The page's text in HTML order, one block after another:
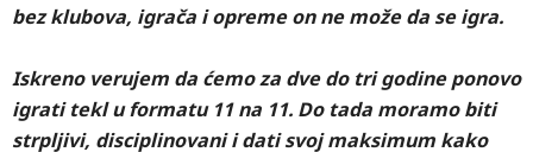
bez klubova, igrača i opreme on ne može da se igra.
Iskreno verujem da ćemo za dve do tri godine ponovo
igrati tekl u formatu 11 na 11. Do tada moramo biti
strpljivi, disciplinovani i dati svoj maksimum kako